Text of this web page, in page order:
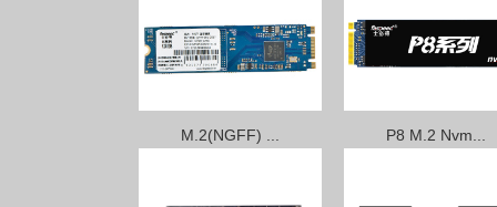
M.2(NGFF) ... P8 M.2 Nvm...